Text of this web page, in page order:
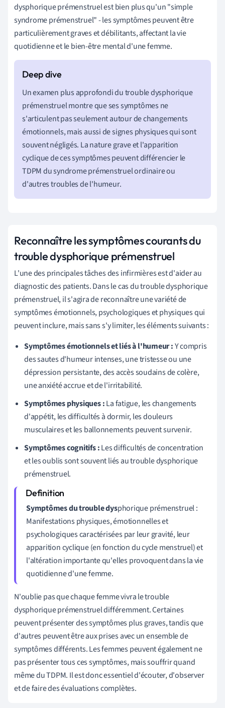
dysphorique prémenstruel est bien plus qu'un "simple
syndrome prémenstruel" - les symptômes peuvent être
particulièrement graves et débilitants, affectant la vie
quotidienne et le bien-être mental d'une femme.
Un examen plus approfondi du trouble dysphorique
prémenstruel montre que ses symptômes ne
s'articulent pas seulement autour de changements
émotionnels, mais aussi de signes physiques qui sont
souvent négligés. La nature grave et l'apparition
cyclique de ces symptômes peuvent différencier le
TDPM du syndrome prémenstruel ordinaire ou
d'autres troubles de l'humeur.
Reconnaître les symptômes courants du
trouble dysphorique prémenstruel
L'une des principales tâches des infirmières est d'aider au
diagnostic des patients. Dans le cas du trouble dysphorique
prémenstruel, il s'agira de reconnaître une variété de
symptômes émotionnels, psychologiques et physiques qui
peuvent inclure, mais sans s'y limiter, les éléments suivants :
Symptômes émotionnels et liés à l'humeur :Y compris
des sautes d'humeur intenses, une tristesse ou une
dépression persistante, des accès soudains de colère,
une anxiété accrue et de l'irritabilité.
Symptômes physiques :La fatigue, les changements
d'appétit, les difficultés à dormir, les douleurs
musculaires et les ballonnements peuvent survenir.
Symptômes cognitifs :Les difficultés de concentration
et les oublis sont souvent liés au trouble dysphorique
prémenstruel.
Symptômes du trouble dysphorique prémenstruel :
Manifestations physiques, émotionnelles et
psychologiques caractérisées par leur gravité, leur
apparition cyclique (en fonction du cycle menstruel) et
l'altération importante qu'elles provoquent dans la vie
quotidienne d'une femme.
N'oublie pas que chaque femme vivra le trouble
dysphorique prémenstruel différemment. Certaines
peuvent présenter des symptômes plus graves, tandis que
d'autres peuvent être aux prises avec un ensemble de
symptômes différents. Les femmes peuvent également ne
pas présenter tous ces symptômes, mais souffrir quand
même du TDPM. Il est donc essentiel d'écouter, d'observer
et de faire des évaluations complètes.